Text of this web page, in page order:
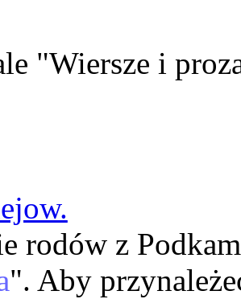
"Wiersze i
rodów z
". Aby